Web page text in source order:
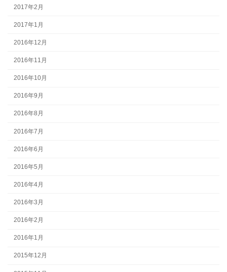
2017年2月
2017年1月
2016年12月
2016年11月
2016年10月
2016年9月
2016年8月
2016年7月
2016年6月
2016年5月
2016年4月
2016年3月
2016年2月
2016年1月
2015年12月